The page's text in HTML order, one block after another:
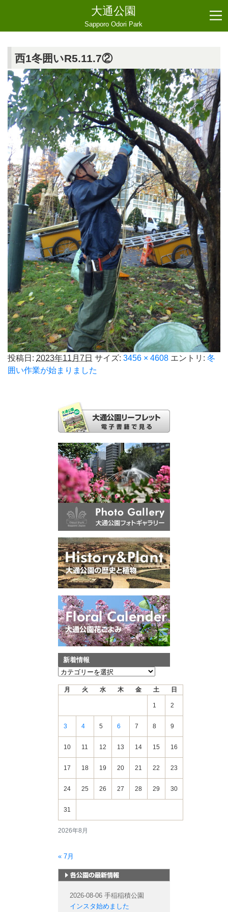
大通公園
Sapporo Odori Park
西1冬囲いR5.11.7②
投稿日: 2023年11月7日 サイズ: 3456 × 4608 エントリ: 冬
囲い作業が始まりました
新着情報
新
2026年8月
月 火 水 木 金 土 日
1 2
3 4 5 6 7 8 9
10 11 12 13 14 15 16
17 18 19 20 21 22 23
24 25 26 27 28 29 30
31
« 7月
2026-08-06 手稲稲積公園
インスタ始めました